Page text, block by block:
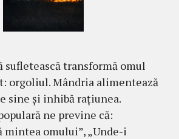
sufletească transformă omul
orgoliul. Mândria alimentează
sine și inhibă rațiunea.
ne previne că:
mintea omului”, „Unde-i